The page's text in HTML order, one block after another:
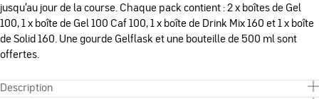
jusqu’au jour de la course. Chaque pack contient : 2 x boîtes de Gel
100, 1 x boîte de Gel 100 Caf 100, 1 x boîte de Drink Mix 160 et 1 x boîte
de Solid 160. Une gourde Gelflask et une bouteille de 500 ml sont
offertes.
Description